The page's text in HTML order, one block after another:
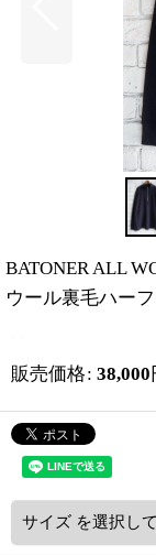
BATONER ALL
ウール裏毛ハー
販売価格: 38,000
サイズ を選択し